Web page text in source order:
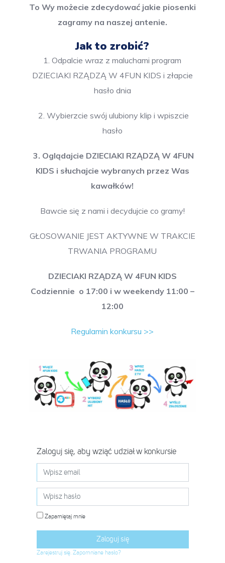
To Wy możecie zdecydować jakie piosenki
zagramy na naszej antenie.
Jak to zrobić?
1. Odpalcie wraz z maluchami program
DZIECIAKI RZĄDZĄ W 4FUN KIDS i złapcie
hasło dnia
2. Wybierzcie swój ulubiony klip i wpiszcie
hasło
3. Oglądajcie DZIECIAKI RZĄDZĄ W 4FUN
KIDS i słuchajcie wybranych przez Was
kawałków!
Bawcie się z nami i decydujcie co gramy!
GŁOSOWANIE JEST AKTYWNE W TRAKCIE
TRWANIA PROGRAMU
DZIECIAKI RZĄDZĄ W 4FUN KIDS
Codziennie o 17:00 i w weekendy 11:00 –
12:00
Regulamin konkursu >>